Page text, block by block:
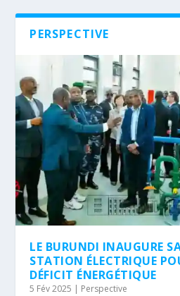
PERSPECTIVE
LE BURUNDI INAUGURE
STATION ÉLECTRIQUE
DÉFICIT ÉNERGÉTIQUE
5 Fév 2025 | Perspective